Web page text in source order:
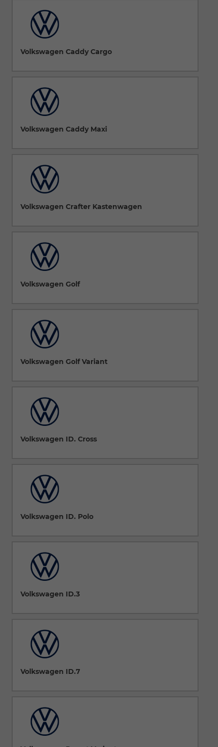
Volkswagen Caddy Cargo
Volkswagen Caddy Maxi
Volkswagen Crafter Kastenwagen
Volkswagen Golf
Volkswagen Golf Variant
Volkswagen ID. Cross
Volkswagen ID. Polo
Volkswagen ID.3
Volkswagen ID.7